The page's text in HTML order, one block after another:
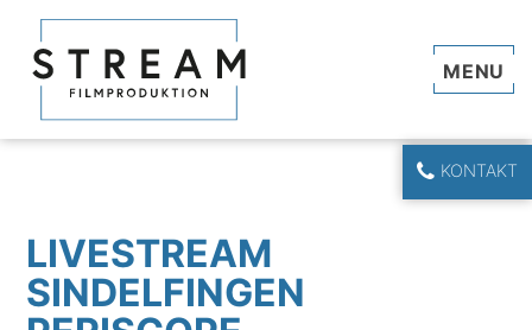
KONTAKT
LIVESTREAM
SINDELFINGEN